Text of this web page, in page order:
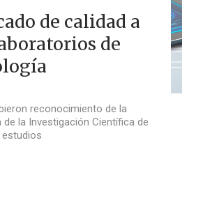
de calidad a
de
reconocimiento de la
la Investigación Científica de